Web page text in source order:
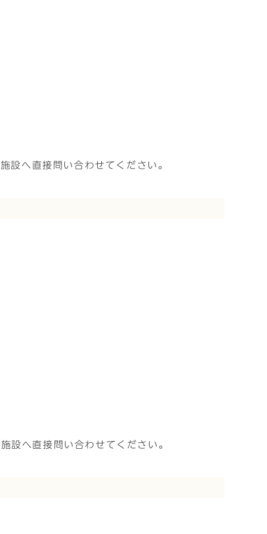
設へ直接問い合わせてください。
設へ直接問い合わせてください。